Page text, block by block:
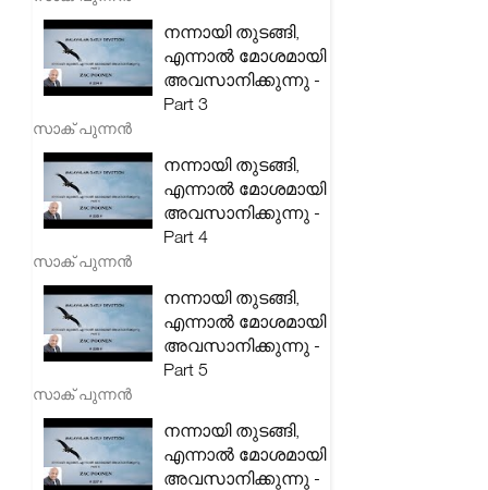
നന്നായി തുടങ്ങി,
എന്നാൽ മോശമായി
അവസാനിക്കുന്നു -
Part 3
സാക് പുന്നൻ
നന്നായി തുടങ്ങി,
എന്നാൽ മോശമായി
അവസാനിക്കുന്നു -
Part 4
സാക് പുന്നൻ
നന്നായി തുടങ്ങി,
എന്നാൽ മോശമായി
അവസാനിക്കുന്നു -
Part 5
സാക് പുന്നൻ
നന്നായി തുടങ്ങി,
എന്നാൽ മോശമായി
അവസാനിക്കുന്നു -